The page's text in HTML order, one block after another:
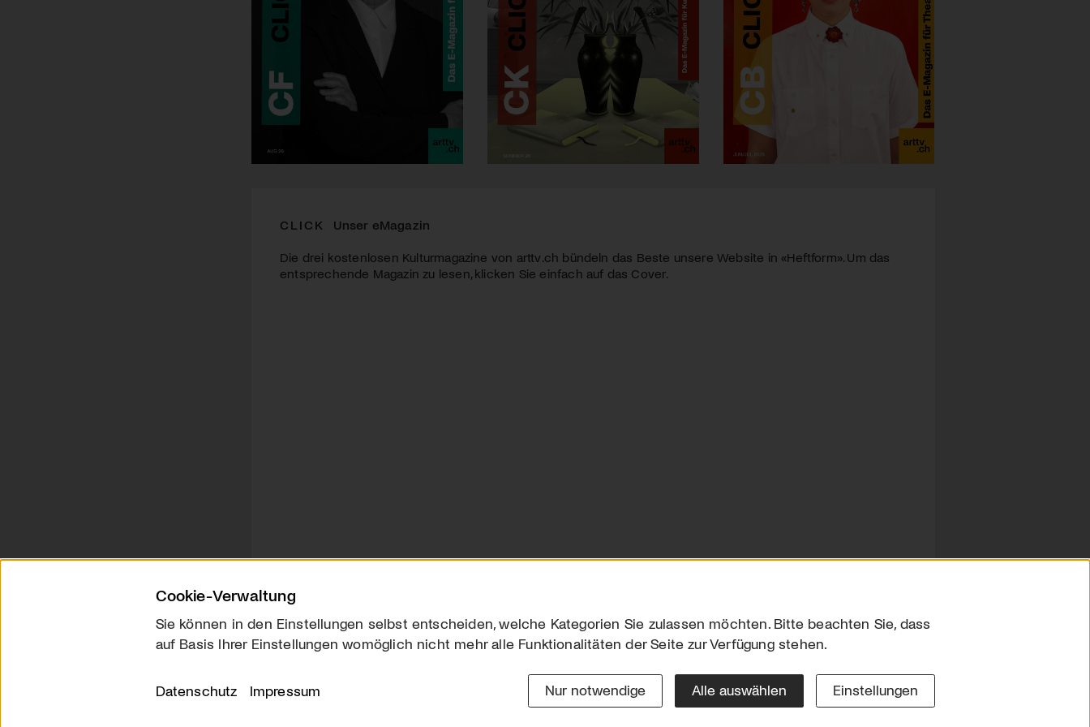
CLICK Unser eMagazin
Die drei kostenlosen Kulturmagazine von arttv.ch bündeln das Beste unsere Website in «Heftform». Um das
entsprechende Magazin zu lesen, klicken Sie einfach auf das Cover.
Über uns
Downloads
Impressum
Cookie-Verwaltung
Sie können in den Einstellungen selbst entscheiden, welche Kategorien Sie zulassen möchten. Bitte beachten Sie, dass
auf Basis Ihrer Einstellungen womöglich nicht mehr alle Funktionalitäten der Seite zur Verfügung stehen.
Datenschutz Impressum Nur notwendige Alle auswählen Einstellungen